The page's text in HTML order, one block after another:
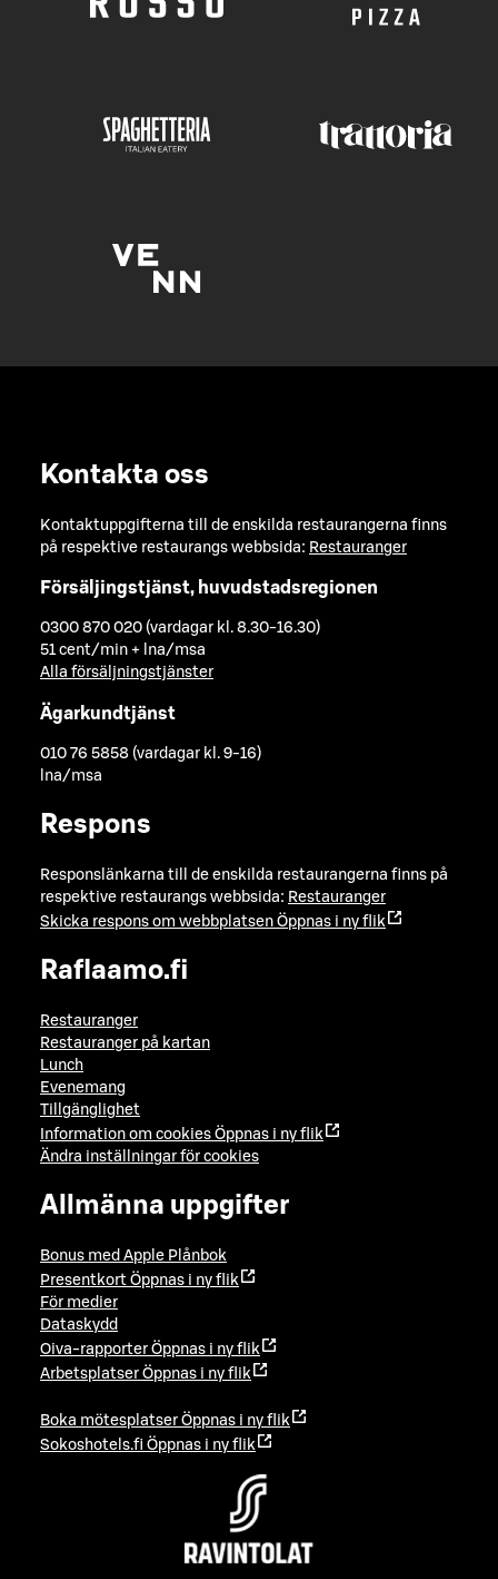
Kontakta oss
Kontaktuppgifterna till de enskilda restaurangerna finns
på respektive restaurangs webbsida: Restauranger
Försäljingstjänst, huvudstadsregionen
0300 870 020 (vardagar kl. 8.30-16.30)
51 cent/min + lna/msa
Alla försäljningstjänster
Ägarkundtjänst
010 76 5858 (vardagar kl. 9-16)
lna/msa
Respons
Responslänkarna till de enskilda restaurangerna finns på
respektive restaurangs webbsida: Restauranger
Skicka respons om webbplatsen Öppnas i ny flik
Raflaamo.fi
Restauranger
Restauranger på kartan
Lunch
Evenemang
Tillgänglighet
Information om cookies Öppnas i ny flik
Ändra inställningar för cookies
Allmänna uppgifter
Bonus med Apple Plånbok
Presentkort Öppnas i ny flik
För medier
Dataskydd
Oiva-rapporter Öppnas i ny flik
Arbetsplatser Öppnas i ny flik
Boka mötesplatser Öppnas i ny flik
Sokoshotels.fi Öppnas i ny flik